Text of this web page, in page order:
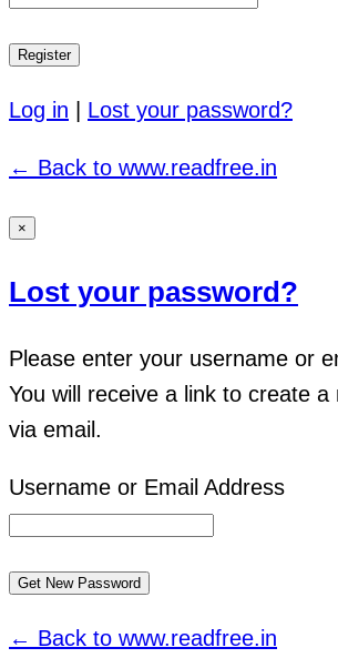
Log in | Lost your password?
← Back to www.readfree.in
×
Lost your password?
Please enter your username or
You will receive a link to create a
via email.
Username or Email Address
← Back to www.readfree.in